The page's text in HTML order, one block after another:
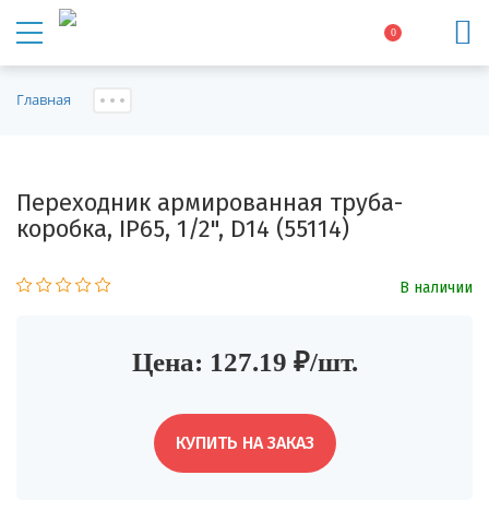
0
Главная
Переходник армированная труба-
коробка, IP65, 1/2", D14 (55114)
В наличии
Цена: 127.19 ₽/шт.
КУПИТЬ НА ЗАКАЗ